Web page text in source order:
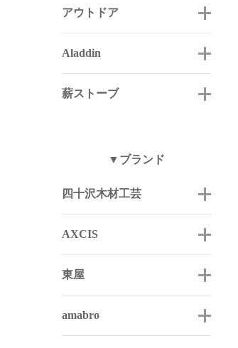
アウトドア
Aladdin
薪ストーブ
▼ブランド
四十沢木材工芸
AXCIS
東屋
amabro